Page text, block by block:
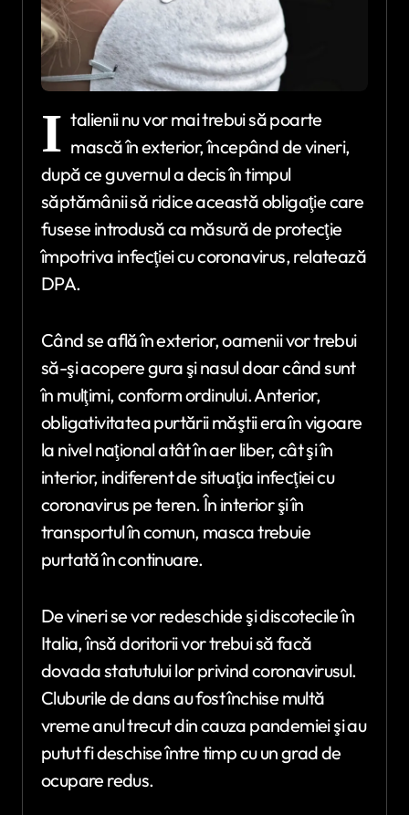
I talienii nu vor mai trebui să poarte
mască în exterior, începând de vineri,
după ce guvernul a decis în timpul
săptămânii să ridice această obligaţie care
fusese introdusă ca măsură de protecţie
împotriva infecţiei cu coronavirus, relatează
DPA.
Când se află în exterior, oamenii vor trebui
să-şi acopere gura şi nasul doar când sunt
în mulţimi, conform ordinului. Anterior,
obligativitatea purtării măştii era în vigoare
la nivel naţional atât în aer liber, cât şi în
interior, indiferent de situaţia infecţiei cu
coronavirus pe teren. În interior şi în
transportul în comun, masca trebuie
purtată în continuare.
De vineri se vor redeschide şi discotecile în
Italia, însă doritorii vor trebui să facă
dovada statutului lor privind coronavirusul.
Cluburile de dans au fost închise multă
vreme anul trecut din cauza pandemiei şi au
putut fi deschise între timp cu un grad de
ocupare redus.